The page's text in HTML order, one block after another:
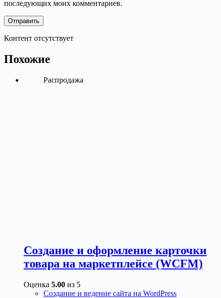
последующих моих комментариев.
Отправить
Контент отсутствует
Похожие
Распродажа
Создание и оформление карточки
товара на маркетплейсе (WCFM)
Оценка 5.00 из 5
Создание и ведение сайта на WordPress